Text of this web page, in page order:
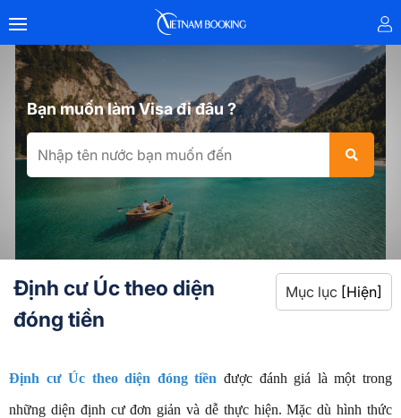
Bạn muốn làm Visa đi đâu ?
Mục lục [Hiện]
Định cư Úc theo diện
đóng tiền
Định cư Úc theo diện đóng tiền được đánh giá là một trong
những diện định cư đơn giản và dễ thực hiện. Mặc dù hình thức